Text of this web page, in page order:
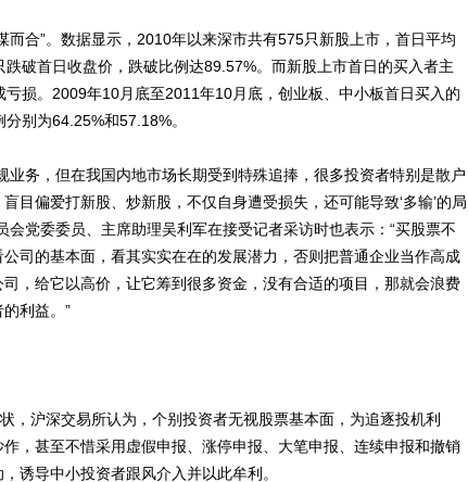
合”。数据显示，2010年以来深市共有575只新股上市，首日平均
破首日收盘价，跌破比例达89.57%。而新股上市首日的买入者主
损。2009年10月底至2011年10月底，创业板、中小板首日买入的
别为64.25%和57.18%。
务，但在我国内地市场长期受到特殊追捧，很多投资者特别是散户
目偏爱打新股、炒新股，不仅自身遭受损失，还可能导致‘多输’的局
会党委委员、主席助理吴利军在接受记者采访时也表示：“买股票不
司的基本面，看其实实在在的发展潜力，否则把普通企业当作高成
，给它以高价，让它筹到很多资金，没有合适的项目，那就会浪费
利益。”
沪深交易所认为，个别投资者无视股票基本面，为追逐投机利
，甚至不惜采用虚假申报、涨停申报、大笔申报、连续申报和撤销
诱导中小投资者跟风介入并以此牟利。